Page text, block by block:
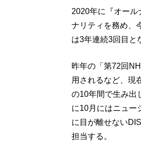
2020年に『オール
ナリティを務め、
は3年連続3回目と
昨年の「第72回
用されるなど、現
の10年間で生み出
に10月にはニュー
に目が離せない
担当する。